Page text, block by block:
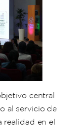
central
al servicio de
en el